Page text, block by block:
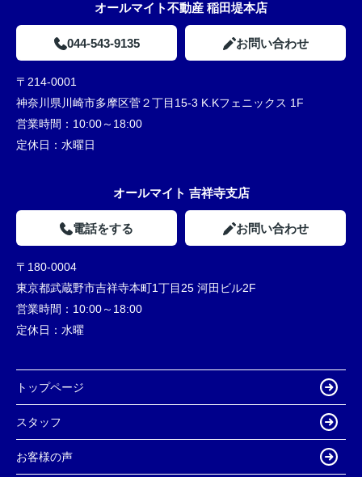
オールマイト不動産 稲田堤本店
044-543-9135 お問い合わせ
〒214-0001
神奈川県川崎市多摩区菅２丁目15-3 K.Kフェニックス 1F
営業時間： 10:00～18:00
定休日： 水曜日
オールマイト 吉祥寺支店
電話をする お問い合わせ
〒180-0004
東京都武蔵野市吉祥寺本町1丁目25 河田ビル2F
営業時間： 10:00～18:00
定休日： 水曜
トップページ
スタッフ
お客様の声